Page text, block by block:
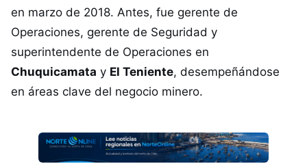
en marzo de 2018. Antes, fue gerente de
Operaciones, gerente de Seguridad y
superintendente de Operaciones en
Chuquicamata y El Teniente, desempeñándose
en áreas clave del negocio minero.